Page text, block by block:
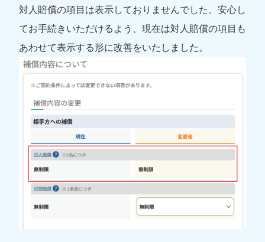
対人賠償の項目は表示しておりませんでした。安心し
てお手続きいただけるよう、現在は対人賠償の項目も
あわせて表示する形に改善をいたしました。